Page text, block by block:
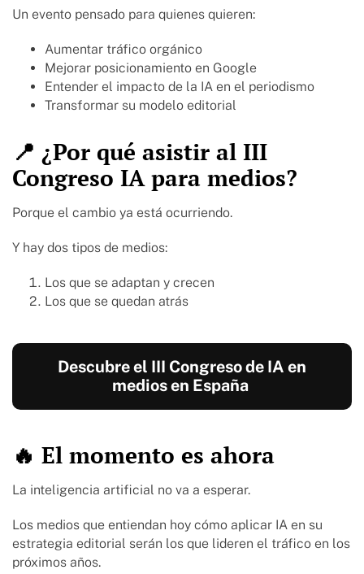
Un evento pensado para quienes quieren:
Aumentar tráfico orgánico
Mejorar posicionamiento en Google
Entender el impacto de la IA en el periodismo
Transformar su modelo editorial
📍 ¿Por qué asistir al III
Congreso IA para medios?
Porque el cambio ya está ocurriendo.
Y hay dos tipos de medios:
Los que se adaptan y crecen
Los que se quedan atrás
Descubre el III Congreso de IA en
medios en España
🔥 El momento es ahora
La inteligencia artificial no va a esperar.
Los medios que entiendan hoy cómo aplicar IA en su
estrategia editorial serán los que lideren el tráfico en los
próximos años.